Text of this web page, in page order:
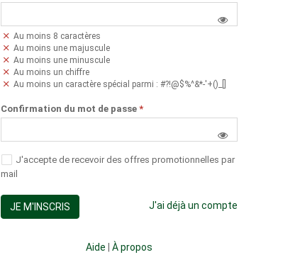
Au moins 8 caractères
Au moins une majuscule
Au moins une minuscule
Au moins un chiffre
Au moins un caractère spécial parmi : #?!@$%^&*-'+()_[]
Confirmation du mot de passe *
J'accepte de recevoir des offres promotionnelles par
mail
JE M'INSCRIS J'ai déjà un compte
Aide À propos